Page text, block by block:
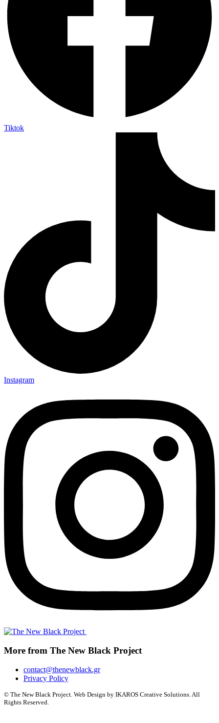
Tiktok
Instagram
More from The New Black Project
contact@thenewblack.gr
Privacy Policy
© The New Black Project. Web Design by IKAROS Creative Solutions. All
Rights Reserved.